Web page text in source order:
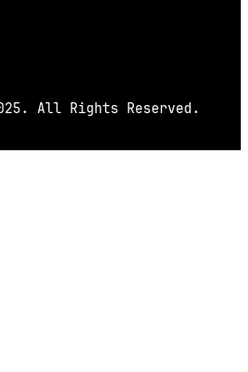
All Rights Reserved.